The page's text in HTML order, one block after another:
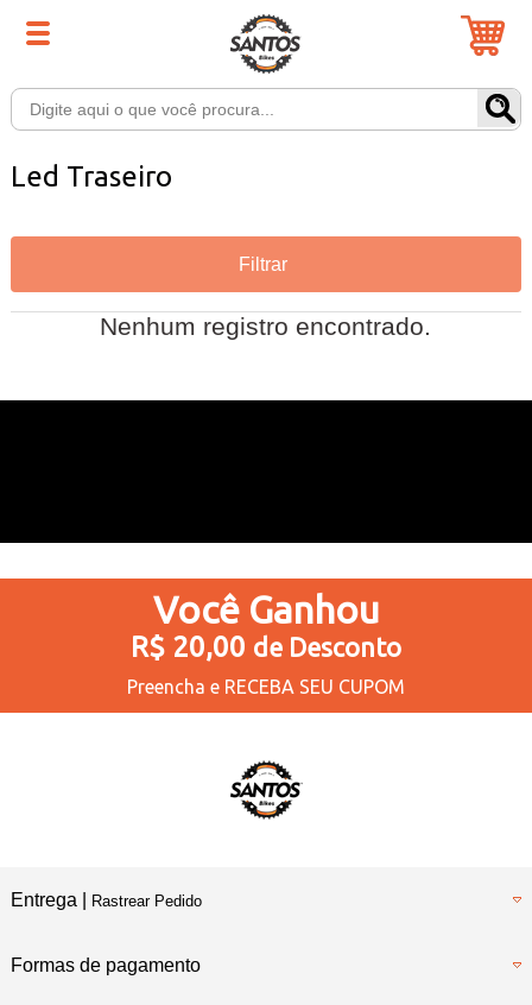
Led Traseiro
Filtrar
Nenhum registro encontrado.
Você Ganhou
R$ 20,00 de Desconto
Preencha e RECEBA SEU CUPOM
Entrega | Rastrear Pedido
Formas de pagamento